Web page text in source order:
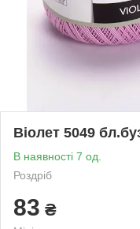
Віолет 5049
В наявності 7 од.
Роздріб
83 ₴